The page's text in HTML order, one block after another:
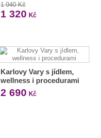
1 940 Kč
1 320 Kč
Karlovy Vary s jídlem,
wellness i procedurami
2 690 Kč